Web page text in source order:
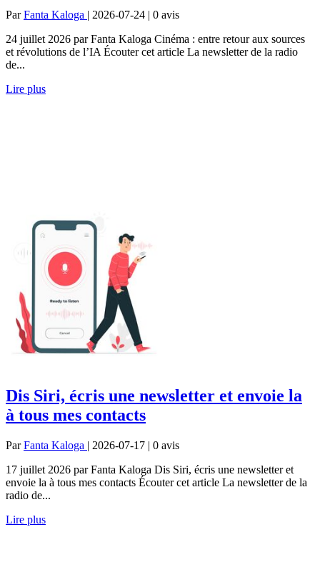
ParFanta Kaloga | 2026-07-24 | 0 avis
24 juillet 2026 par Fanta Kaloga Cinéma : entre retour aux sources
et révolutions de l’IA Écouter cet article La newsletter de la radio
de...
Lire plus
Dis Siri, écris une newsletter et envoie la
à tous mes contacts
ParFanta Kaloga | 2026-07-17 | 0 avis
17 juillet 2026 par Fanta Kaloga Dis Siri, écris une newsletter et
envoie la à tous mes contacts Écouter cet article La newsletter de la
radio de...
Lire plus